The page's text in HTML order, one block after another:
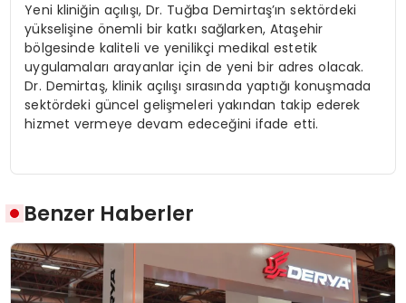
Yeni kliniğin açılışı, Dr. Tuğba Demirtaş’ın sektördeki
yükselişine önemli bir katkı sağlarken, Ataşehir
bölgesinde kaliteli ve yenilikçi medikal estetik
uygulamaları arayanlar için de yeni bir adres olacak.
Dr. Demirtaş, klinik açılışı sırasında yaptığı konuşmada
sektördeki güncel gelişmeleri yakından takip ederek
hizmet vermeye devam edeceğini ifade etti.
Benzer Haberler